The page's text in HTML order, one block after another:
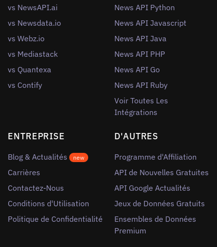
vs NewsAPI.ai
vs Newsdata.io
vs Webz.io
vs Mediastack
vs Quantexa
vs Contify
News API Python
News API Javascript
News API Java
News API PHP
News API Go
News API Ruby
Voir Toutes Les
Intégrations
ENTREPRISE
Blog & Actualités new
Carrières
Contactez-Nous
Conditions d'Utilisation
Politique de Confidentialité
D'AUTRES
Programme d'Affiliation
API de Nouvelles Gratuites
API Google Actualités
Jeux de Données Gratuits
Ensembles de Données
Premium